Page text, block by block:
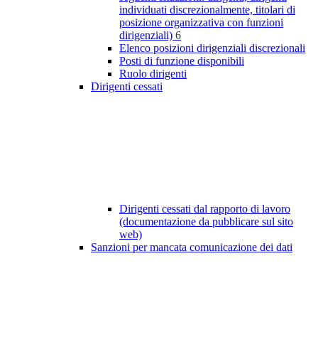
individuati discrezionalmente, titolari di
posizione organizzativa con funzioni
dirigenziali) 6
Elenco posizioni dirigenziali discrezionali
Posti di funzione disponibili
Ruolo dirigenti
Dirigenti cessati
Dirigenti cessati dal rapporto di lavoro
(documentazione da pubblicare sul sito
web)
Sanzioni per mancata comunicazione dei dati